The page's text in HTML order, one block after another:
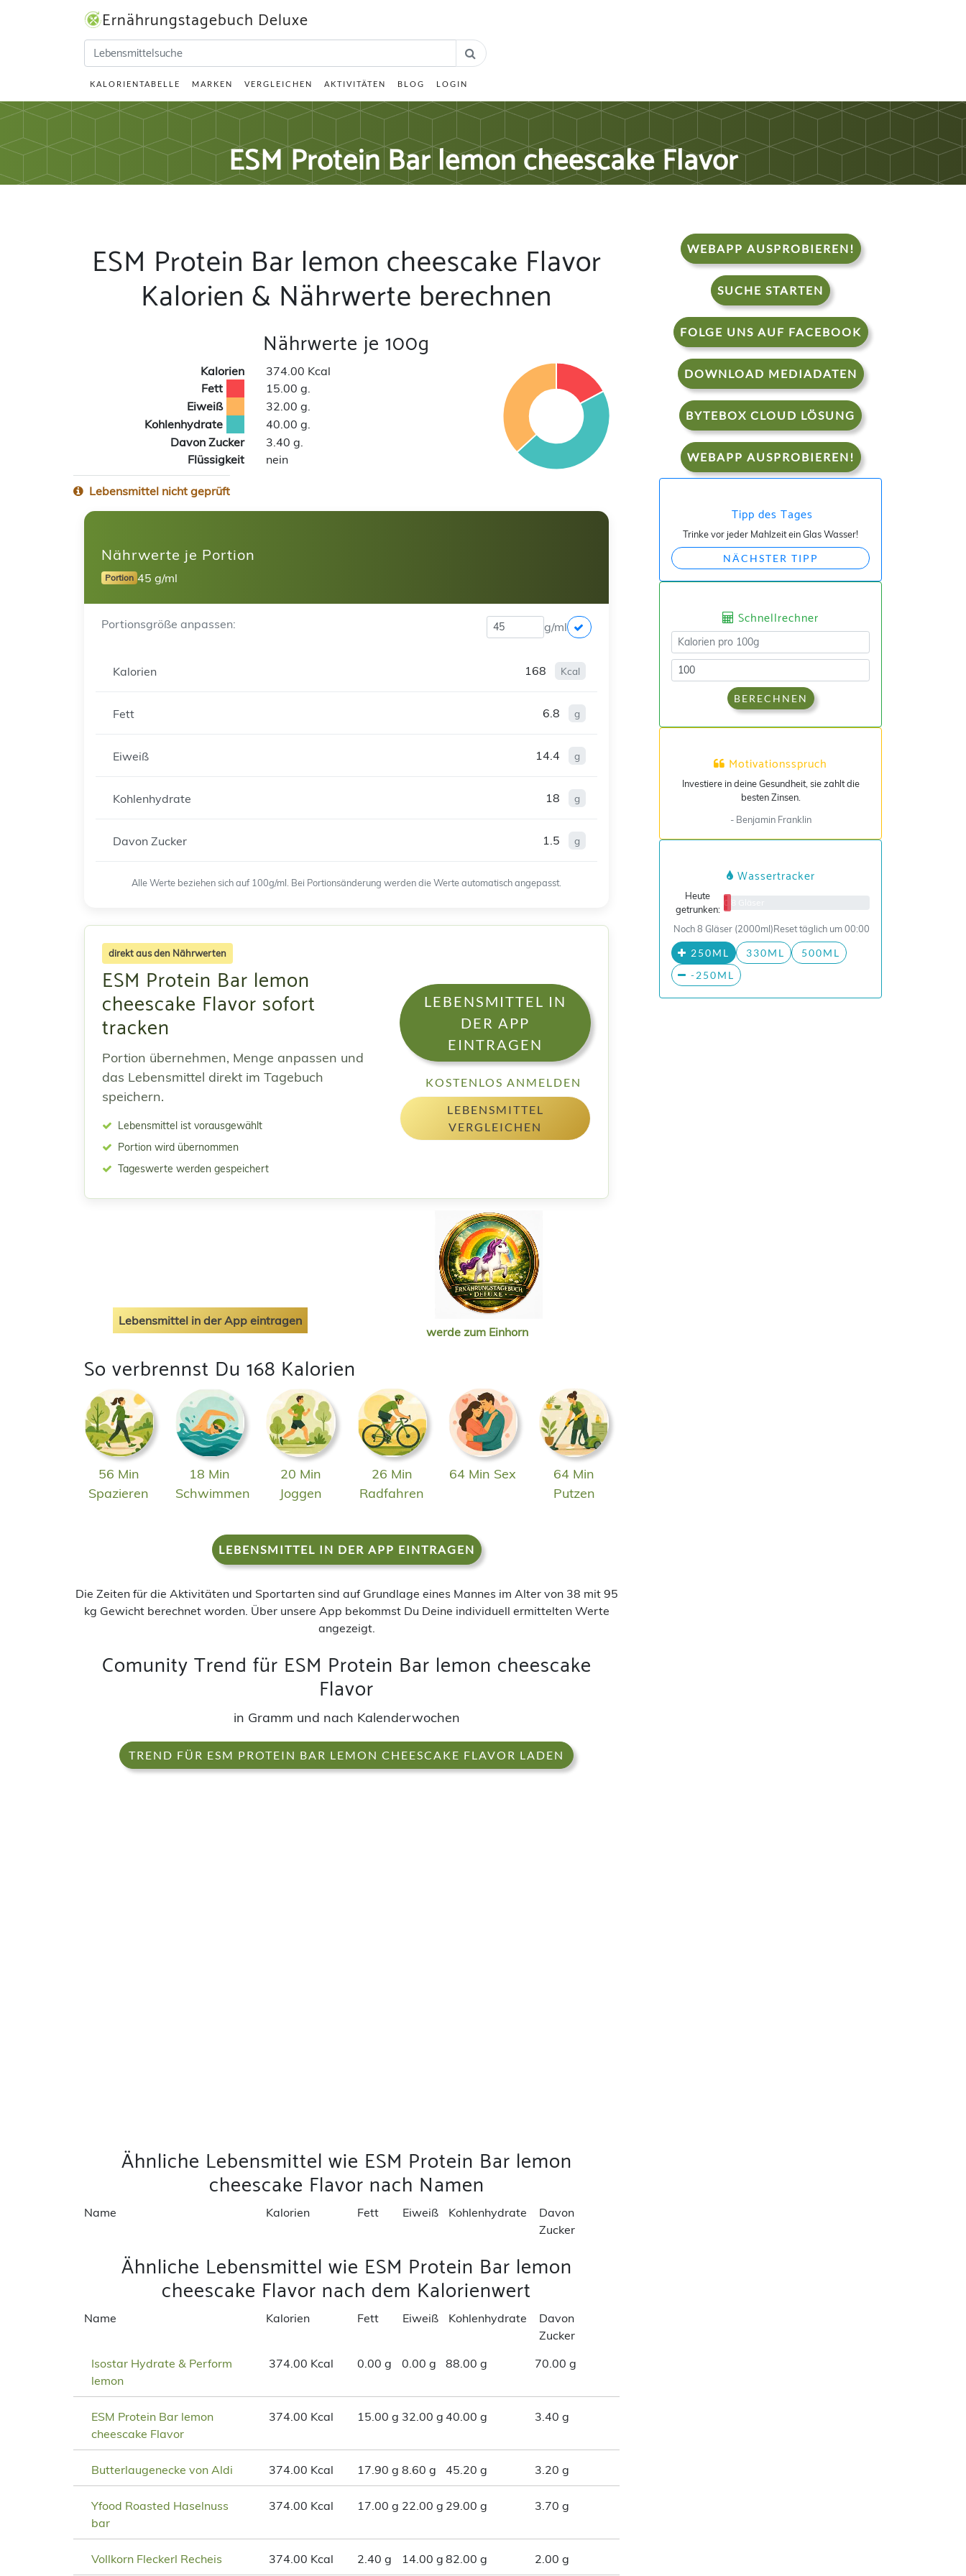
Ernährungstagebuch Deluxe
KALORIENTABELLE MARKEN VERGLEICHEN AKTIVITÄTEN BLOG LOGIN
ESM Protein Bar lemon cheescake Flavor
ESM Protein Bar lemon cheescake Flavor
Kalorien & Nährwerte berechnen
Nährwerte je 100g
Kalorien
374.00 Kcal
Fett
15.00 g.
Eiweiß
32.00 g.
Kohlenhydrate
40.00 g.
Davon Zucker
3.40 g.
Flüssigkeit
nein
Lebensmittel nicht geprüft
Nährwerte je Portion
Portion 45 g/ml
Portionsgröße anpassen: g/ml
Kalorien 168 Kcal
Fett 6.8 g
Eiweiß 14.4 g
Kohlenhydrate 18 g
Davon Zucker 1.5 g
Alle Werte beziehen sich auf 100g/ml. Bei Portionsänderung werden die Werte automatisch angepasst.
direkt aus den Nährwerten
ESM Protein Bar lemon
cheescake Flavor sofort
tracken
Portion übernehmen, Menge anpassen und
das Lebensmittel direkt im Tagebuch
speichern.
Lebensmittel ist vorausgewählt
Portion wird übernommen
Tageswerte werden gespeichert
LEBENSMITTEL IN
DER APP
EINTRAGEN
KOSTENLOS ANMELDEN
LEBENSMITTEL
VERGLEICHEN
Lebensmittel in der App eintragen
werde zum Einhorn
So verbrennst Du 168 Kalorien
56 Min
Spazieren
18 Min
Schwimmen
20 Min
Joggen
26 Min
Radfahren
64 Min Sex
64 Min
Putzen
LEBENSMITTEL IN DER APP EINTRAGEN
Die Zeiten für die Aktivitäten und Sportarten sind auf Grundlage eines Mannes im Alter von 38 mit 95
kg Gewicht berechnet worden. Über unsere App bekommst Du Deine individuell ermittelten Werte
angezeigt.
Comunity Trend für ESM Protein Bar lemon cheescake
Flavor
in Gramm und nach Kalenderwochen
TREND FÜR ESM PROTEIN BAR LEMON CHEESCAKE FLAVOR LADEN
Ähnliche Lebensmittel wie ESM Protein Bar lemon
cheescake Flavor nach Namen
Name Kalorien Fett Eiweiß Kohlenhydrate
Davon
Zucker
Ähnliche Lebensmittel wie ESM Protein Bar lemon
cheescake Flavor nach dem Kalorienwert
Name Kalorien Fett Eiweiß Kohlenhydrate
Davon
Zucker
Isostar Hydrate & Perform
lemon
374.00 Kcal 0.00 g 0.00 g 88.00 g 70.00 g
ESM Protein Bar lemon
cheescake Flavor
374.00 Kcal 15.00 g 32.00 g 40.00 g 3.40 g
Butterlaugenecke von Aldi 374.00 Kcal 17.90 g 8.60 g 45.20 g 3.20 g
Yfood Roasted Haselnuss
bar
374.00 Kcal 17.00 g 22.00 g 29.00 g 3.70 g
Vollkorn Fleckerl Recheis 374.00 Kcal 2.40 g 14.00 g 82.00 g 2.00 g
WEBAPP AUSPROBIEREN!
SUCHE STARTEN
FOLGE UNS AUF FACEBOOK
DOWNLOAD MEDIADATEN
BYTEBOX CLOUD LÖSUNG
WEBAPP AUSPROBIEREN!
Tipp des Tages
Trinke vor jeder Mahlzeit ein Glas Wasser!
NÄCHSTER TIPP
Schnellrechner
BERECHNEN
Motivationsspruch
Investiere in deine Gesundheit, sie zahlt die
besten Zinsen.
- Benjamin Franklin
Wassertracker
Heute
getrunken:
0/8 Gläser
Noch 8 Gläser (2000ml)Reset täglich um 00:00
250ML 330ML
500ML
-250ML